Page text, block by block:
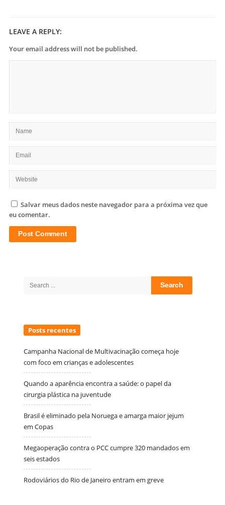
LEAVE A REPLY:
Your email address will not be published.
Salvar meus dados neste navegador para a próxima vez que
eu comentar.
Search
Posts recentes
Campanha Nacional de Multivacinação começa hoje
com foco em crianças e adolescentes
Quando a aparência encontra a saúde: o papel da
cirurgia plástica na juventude
Brasil é eliminado pela Noruega e amarga maior jejum
em Copas
Megaoperação contra o PCC cumpre 320 mandados em
seis estados
Rodoviários do Rio de Janeiro entram em greve